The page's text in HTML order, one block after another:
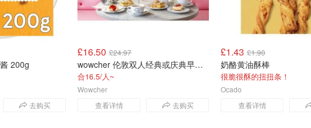
200g
去购买
£16.50 £24.97
wowcher 伦敦双人经典或庆典早餐体验
合16.5/人~
查看详情 去购买
Wowcher
£1.43 £1.90
奶酪黄油酥棒
很脆很酥的扭扭条！
查看详情
Ocado